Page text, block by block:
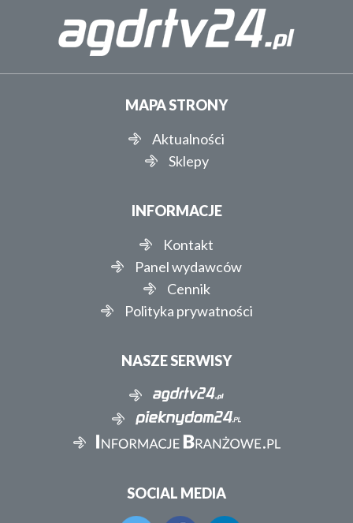
MAPA STRONY
Aktualności
Sklepy
INFORMACJE
Kontakt
Panel wydawców
Cennik
Polityka prywatności
NASZE SERWISY
SOCIAL MEDIA